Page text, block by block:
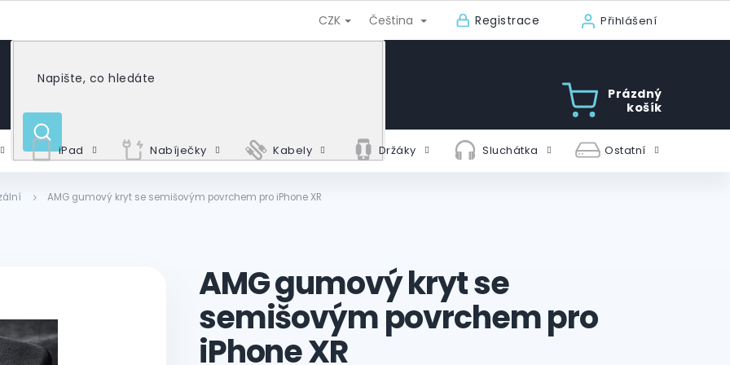
CZK Čeština Registrace Přihlášení
HLEDAT
Prázdný
košík
iPad Nabíječky Kabely Držáky Sluchátka Ostatní
AMG gumový kryt se semišovým povrchem pro iPhone XR
AMG gumový kryt se
semišovým povrchem pro
iPhone XR